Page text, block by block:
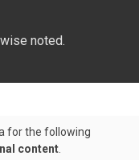
noted.
for the following
content